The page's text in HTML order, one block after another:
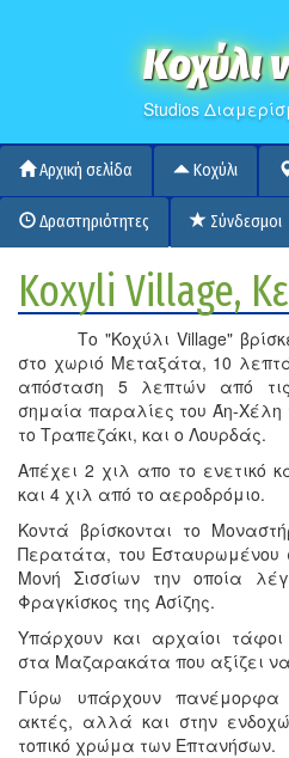
Κοχύλι
Studios
Αρχική σελίδα Κοχύλι
Δραστηριότητες Σύνδεσμοι
Koxyli Village,
Τo "Κοχύλι Village"
στο χωριό Μεταξάτα, 10
απόσταση 5 λεπτών από
σημαία παραλίες του Άη-Χέλη
το Τραπεζάκι, και ο Λουρδάς.
Απέχει 2 χιλ απο το ενετικό
και 4 χιλ από το αεροδρόμιο.
Κοντά βρίσκονται το
Περατάτα, του
Μονή Σισσίων την οποία
Φραγκίσκος της Ασίζης.
Υπάρχουν και αρχαίοι τάφοι
στα Μαζαρακάτα που αξίζει να
Γύρω υπάρχουν πανέμορφα
ακτές, αλλά και στην
τοπικό χρώμα των Επτανήσων.